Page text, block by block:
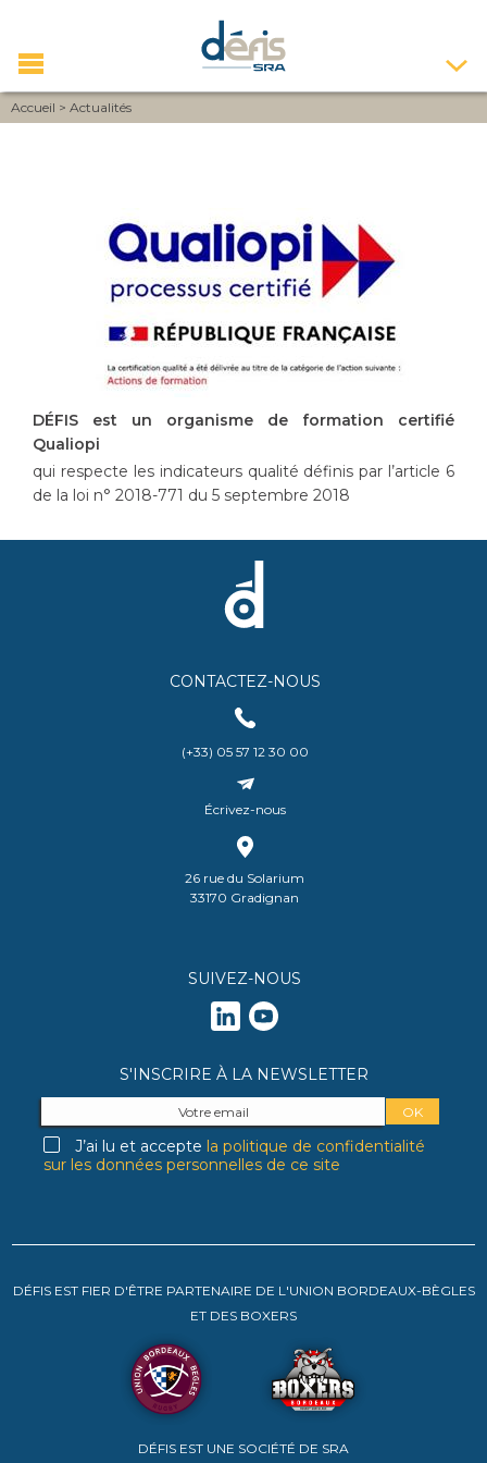
INFOGRAPHIE
Accueil > Actualités
DÉFIS est un organisme de formation certifié
Qualiopi
qui respecte les indicateurs qualité définis par l’article 6
de la loi n° 2018-771 du 5 septembre 2018
CONTACTEZ-NOUS
(+33) 05 57 12 30 00
Écrivez-nous
26 rue du Solarium
33170 Gradignan
SUIVEZ-NOUS
S'INSCRIRE À LA NEWSLETTER
J’ai lu et accepte la politique de confidentialité
sur les données personnelles de ce site
DÉFIS EST FIER D'ÊTRE PARTENAIRE DE L'UNION BORDEAUX-BÈGLES
ET DES BOXERS
DÉFIS EST UNE SOCIÉTÉ DE SRA